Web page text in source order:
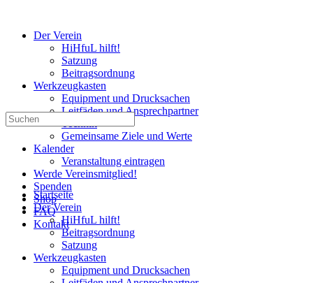
Der Verein
HiHfuL hilft!
Satzung
Beitragsordnung
Werkzeugkasten
Equipment und Drucksachen
Leitfäden und Ansprechpartner
Technik
Gemeinsame Ziele und Werte
Kalender
Veranstaltung eintragen
Werde Vereinsmitglied!
Spenden
Shop
FAQ
Kontakt
Suchen
nach:
Startseite
Der Verein
HiHfuL hilft!
Beitragsordnung
Satzung
Werkzeugkasten
Equipment und Drucksachen